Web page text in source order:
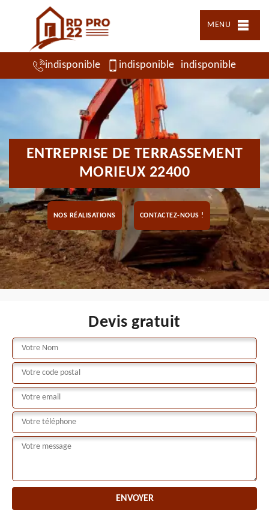
MENU
indisponible indisponible indisponible
ENTREPRISE DE TERRASSEMENT
MORIEUX 22400
NOS RÉALISATIONS CONTACTEZ-NOUS !
Devis gratuit